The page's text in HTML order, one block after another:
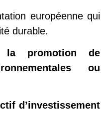
européenne qui
durable.
la promotion de
ou
d’investissement